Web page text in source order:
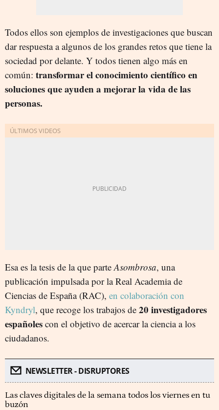
Todos ellos son ejemplos de investigaciones que buscan
dar respuesta a algunos de los grandes retos que tiene la
sociedad por delante. Y todos tienen algo más en
común: transformar el conocimiento científico en
soluciones que ayuden a mejorar la vida de las
personas.
Esa es la tesis de la que parte Asombrosa, una
publicación impulsada por la Real Academia de
Ciencias de España (RAC), en colaboración con
Kyndryl, que recoge los trabajos de 20 investigadores
españoles con el objetivo de acercar la ciencia a los
ciudadanos.
NEWSLETTER - DISRUPTORES
Las claves digitales de la semana todos los viernes en tu
buzón